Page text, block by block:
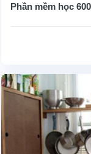
Phần mềm học